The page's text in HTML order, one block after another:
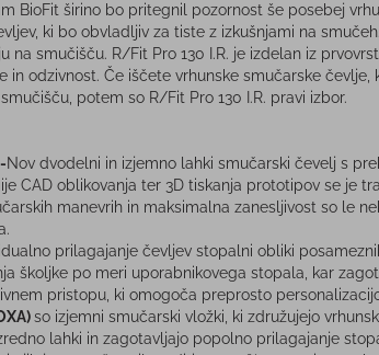
BioFit širino bo pritegnil pozornost še posebej
ki bo obvladljiv za tiste z izkušnjami na
na smučišču. R/Fit Pro 130 I.R. je izdelan iz
in odzivnost. Če iščete vrhunske smučarske
potem so R/Fit Pro 130 I.R. pravi izbor.
Nov dvodelni in izjemno lahki smučarski čevelj s
CAD oblikovanja ter 3D tiskanja prototipov se je
manevrih in maksimalna zanesljivost so le
prilagajanje čevljev stopalni obliki
školjke po meri uporabnikovega stopala, kar
pristopu, ki omogoča preprosto
so izjemni smučarski vložki, ki združujejo
lahki in zagotavljajo popolno prilagajanje